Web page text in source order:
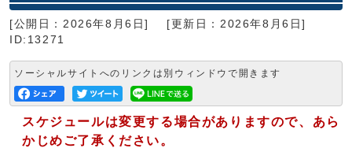
[公開日：2026年8月6日]
[更新日：2026年8月6日]
ID:13271
ソーシャルサイトへのリンクは別ウィンドウで開きます
スケジュールは変更する場合がありますので、あら
かじめご了承ください。